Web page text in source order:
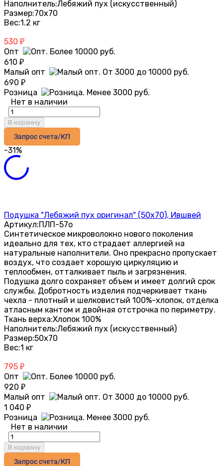
Наполнитель:Лебяжий пух (искусственный)
Размер:70х70
Вес:1.2 кг
530 ₽
Опт
610 ₽
Малый опт
690 ₽
Розница
Нет в наличии
В корзину
Запрос счета/КП
-31%
Подушка "Лебяжий пух оригинал" (50х70), Ившвей
Артикул:ПЛП-57о
Синтетическое микроволокно нового поколения
идеально для тех, кто страдает аллергией на
натуральные наполнители. Оно прекрасно пропускает
воздух, что создает хорошую циркуляцию и
теплообмен, отталкивает пыль и загрязнения.
Подушка долго сохраняет объем и имеет долгий срок
службы. Добротность изделия подчеркивает ткань
чехла - плотный и шелковистый 100%-хлопок, отделка
атласным кантом и двойная отстрочка по периметру.
Ткань верха:Хлопок 100%
Наполнитель:Лебяжий пух (искусственный)
Размер:50х70
Вес:1 кг
795 ₽
Опт
920 ₽
Малый опт
1 040 ₽
Розница
Нет в наличии
В корзину
Запрос счета/КП